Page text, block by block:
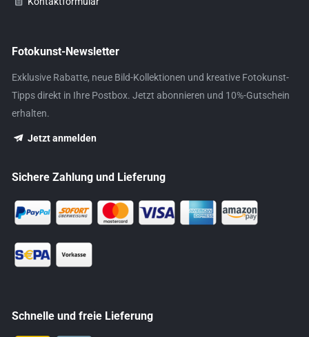
Fotokunst-Newsletter
Exklusive Rabatte, neue Bild-Kollektionen und kreative Fotokunst-
Tipps direkt in Ihre Postbox. Jetzt abonnieren und 10%-Gutschein
erhalten.
Jetzt anmelden
Sichere Zahlung und Lieferung
Schnelle und freie Lieferung